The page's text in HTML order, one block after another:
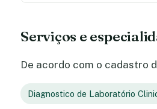
Serviços e
De acordo com o cadastro
Diagnostico de Laboratório